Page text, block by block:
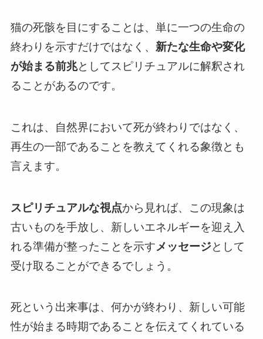
猫の死骸を目にすることは、単に一つの生命の
終わりを示すだけではなく、 新たな生命や変化
が始まる前兆としてスピリチュアルに解釈され
ることがあるのです。
これは、自然界において死が終わりではなく、
再生の一部であることを教えてくれる象徴とも
言えます。
スピリチュアルな視点から見れば、この現象は
古いものを手放し、新しいエネルギーを迎え入
れる準備が整ったことを示すメッセージとして
受け取ることができるでしょう。
死という出来事は、何かが終わり、新しい可能
性が始まる時期であることを伝えてくれている